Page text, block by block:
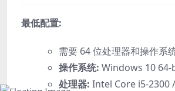
最低配置:
需要 64 位处理器和操作系
操作系统: Windows 10
处理器: Intel Core i5-2300